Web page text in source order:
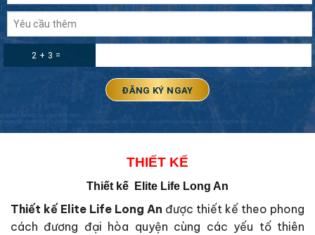
2 + 3 =
THIẾT KẾ
Thiết kế Elite Life Long An
Thiết kế Elite Life Long An được thiết kế theo phong
cách đương đại hòa quyện cùng các yếu tố thiên